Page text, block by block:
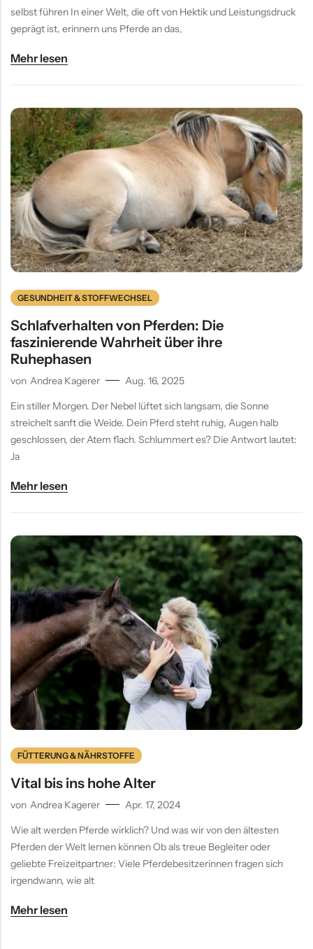
selbst führen In einer Welt, die oft von Hektik und Leistungsdruck
geprägt ist, erinnern uns Pferde an das,
Mehr lesen
GESUNDHEIT & STOFFWECHSEL
Schlafverhalten von Pferden: Die
faszinierende Wahrheit über ihre
Ruhephasen
von Andrea Kagerer
Aug. 16, 2025
Ein stiller Morgen. Der Nebel lüftet sich langsam, die Sonne
streichelt sanft die Weide. Dein Pferd steht ruhig, Augen halb
geschlossen, der Atem flach. Schlummert es? Die Antwort lautet:
Ja
Mehr lesen
FÜTTERUNG & NÄHRSTOFFE
Vital bis ins hohe Alter
von Andrea Kagerer
Apr. 17, 2024
Wie alt werden Pferde wirklich? Und was wir von den ältesten
Pferden der Welt lernen können Ob als treue Begleiter oder
geliebte Freizeitpartner: Viele Pferdebesitzerinnen fragen sich
irgendwann, wie alt
Mehr lesen